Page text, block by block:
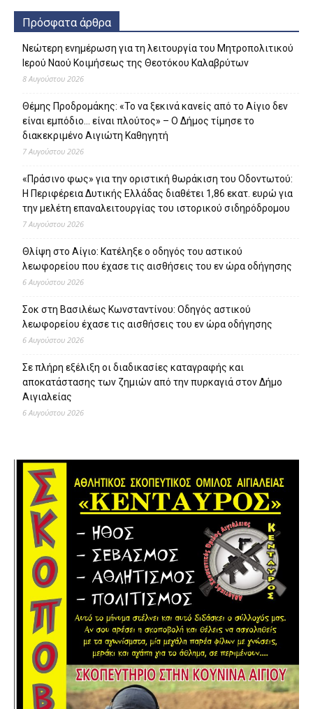
Πρόσφατα άρθρα
Νεώτερη ενημέρωση για τη λειτουργία του Μητροπολιτικού
Ιερού Ναού Κοιμήσεως της Θεοτόκου Καλαβρύτων
8 Αυγούστου 2026
Θέμης Προδρομάκης: «Το να ξεκινά κανείς από το Αίγιο δεν
είναι εμπόδιο… είναι πλούτος» – O Δήμος τίμησε το
διακεκριμένο Αιγιώτη Καθηγητή
7 Αυγούστου 2026
«Πράσινο φως» για την οριστική θωράκιση του Οδοντωτού:
Η Περιφέρεια Δυτικής Ελλάδας διαθέτει 1,86 εκατ. ευρώ για
την μελέτη επαναλειτουργίας του ιστορικού σιδηρόδρομου
7 Αυγούστου 2026
Θλίψη στο Αίγιο: Κατέληξε ο οδηγός του αστικού
λεωφορείου που έχασε τις αισθήσεις του εν ώρα οδήγησης
6 Αυγούστου 2026
Σοκ στη Βασιλέως Κωνσταντίνου: Οδηγός αστικού
λεωφορείου έχασε τις αισθήσεις του εν ώρα οδήγησης
6 Αυγούστου 2026
Σε πλήρη εξέλιξη οι διαδικασίες καταγραφής και
αποκατάστασης των ζημιών από την πυρκαγιά στον Δήμο
Αιγιαλείας
6 Αυγούστου 2026